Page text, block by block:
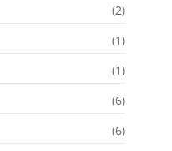
(2)
(1)
(1)
(6)
(6)